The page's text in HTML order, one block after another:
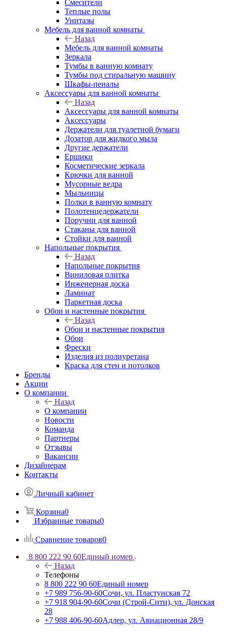
Смесители
Теплые полы
Унитазы
Мебель для ванной комнаты
Назад
Мебель для ванной комнаты
Зеркала
Тумбы в ванную комнату
Тумбы под стиральную машину
Шкафы-пеналы
Аксессуары для ванной комнаты
Назад
Аксессуары для ванной комнаты
Аксессуары
Держатели для туалетной бумаги
Дозатор для жидкого мыла
Другие держатели
Ершики
Косметические зеркала
Крючки для ванной
Мусорные ведра
Мыльницы
Полки в ванную комнату
Полотенцедержатели
Поручни для ванной
Стаканы для ванной
Стойки для ванной
Напольные покрытия
Назад
Напольные покрытия
Виниловая плитка
Инженерная доска
Ламинат
Паркетная доска
Обои и настенные покрытия
Назад
Обои и настенные покрытия
Обои
Фрески
Изделия из полиуретана
Краска для стен и потолков
Бренды
Акции
О компании
Назад
О компании
Новости
Команда
Партнеры
Отзывы
Вакансии
Дизайнерам
Контакты
Личный кабинет
Корзина0
Избранные товары0
Сравнение товаров0
8 800 222 90 60Единый номер
Назад
Телефоны
8 800 222 90 60Единый номер
+7 989 756-90-60Сочи, ул. Пластунская 72
+7 918 904-90-60Сочи (Строй-Сити), ул. Донская
28
+7 988 406-90-60Адлер, ул. Авиационная 28/9